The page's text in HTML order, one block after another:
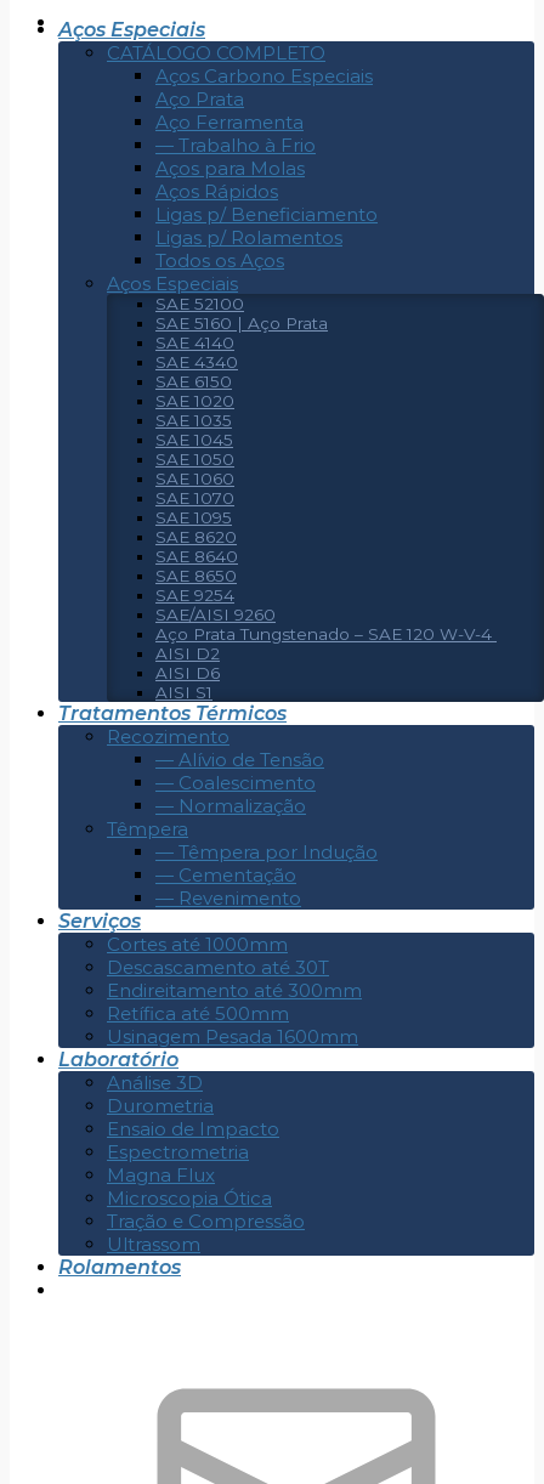
Aços Especiais
CATÁLOGO COMPLETO
Aços Carbono Especiais
Aço Prata
Aço Ferramenta
— Trabalho à Frio
Aços para Molas
Aços Rápidos
Ligas p/ Beneficiamento
Ligas p/ Rolamentos
Todos os Aços
Aços Especiais
SAE 52100
SAE 5160 | Aço Prata
SAE 4140
SAE 4340
SAE 6150
SAE 1020
SAE 1035
SAE 1045
SAE 1050
SAE 1060
SAE 1070
SAE 1095
SAE 8620
SAE 8640
SAE 8650
SAE 9254
SAE/AISI 9260
Aço Prata Tungstenado – SAE 120 W-V-4
AISI D2
AISI D6
AISI S1
Tratamentos Térmicos
Recozimento
— Alívio de Tensão
— Coalescimento
— Normalização
Têmpera
— Têmpera por Indução
— Cementação
— Revenimento
Serviços
Cortes até 1000mm
Descascamento até 30T
Endireitamento até 300mm
Retífica até 500mm
Usinagem Pesada 1600mm
Laboratório
Análise 3D
Durometria
Ensaio de Impacto
Espectrometria
Magna Flux
Microscopia Ótica
Tração e Compressão
Ultrassom
Rolamentos